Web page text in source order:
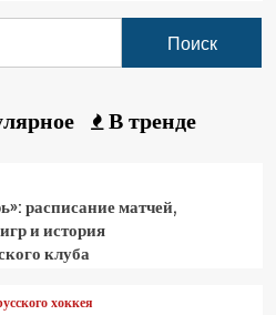
В тренде
расписание матчей,
и история
клуба
хоккея